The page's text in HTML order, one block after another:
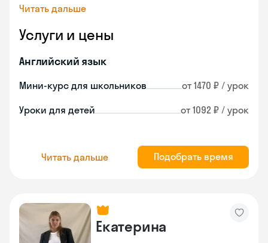
Читать дальше
Услуги и цены
Английский язык
Мини-курс для школьников от 1470 ₽ / урок
Уроки для детей от 1092 ₽ / урок
Читать дальше Подобрать время
Екатерина